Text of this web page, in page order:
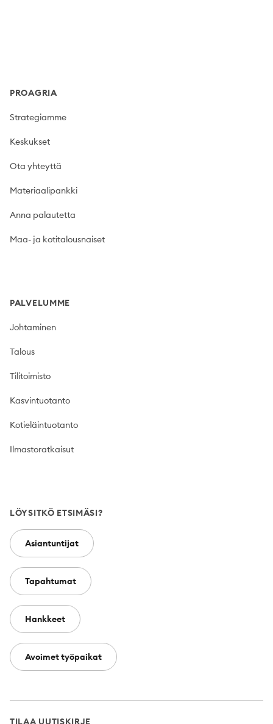
PROAGRIA
Strategiamme
Keskukset
Ota yhteyttä
Materiaalipankki
Anna palautetta
Maa- ja kotitalousnaiset
PALVELUMME
Johtaminen
Talous
Tilitoimisto
Kasvintuotanto
Kotieläintuotanto
Ilmastoratkaisut
LÖYSITKÖ ETSIMÄSI?
Asiantuntijat
Tapahtumat
Hankkeet
Avoimet työpaikat
TILAA UUTISKIRJE